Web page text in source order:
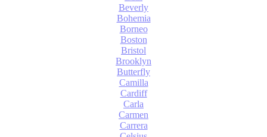
Beverly
Bohemia
Borneo
Boston
Bristol
Brooklyn
Butterfly
Camilla
Cardiff
Carla
Carmen
Carrera